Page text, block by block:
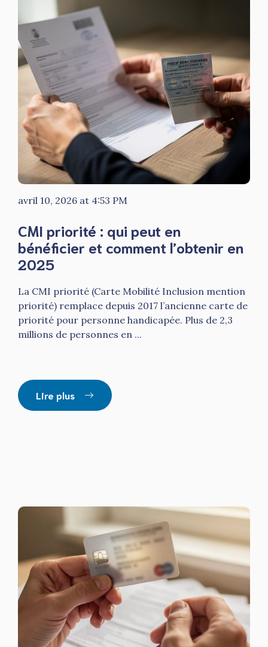
avril 10, 2026 at 4:53 PM
CMI priorité : qui peut en
bénéficier et comment l’obtenir en
2025
La CMI priorité (Carte Mobilité Inclusion mention
priorité) remplace depuis 2017 l’ancienne carte de
priorité pour personne handicapée. Plus de 2,3
millions de personnes en ...
Lire plus